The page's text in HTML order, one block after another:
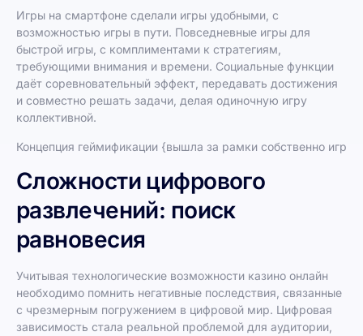
Игры на смартфоне сделали игры удобными, с
возможностью игры в пути. Повседневные игры для
быстрой игры, с комплиментами к стратегиям,
требующими внимания и времени. Социальные функции
даёт соревновательный эффект, передавать достижения
и совместно решать задачи, делая одиночную игру
коллективной.
Концепция геймификации {вышла за рамки собственно игр
Сложности цифрового
развлечений: поиск
равновесия
Учитывая технологические возможности казино онлайн
необходимо помнить негативные последствия, связанные
с чрезмерным погружением в цифровой мир. Цифровая
зависимость стала реальной проблемой для аудитории,